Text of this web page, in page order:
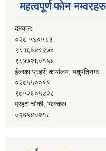
महत्वपूर्ण फोन नम्वरहरु
दमकल:
०२७-५४०५८३
९८१६०४९२७०
९८४७२६०१५४
ईलाका प्रहरी कार्यालय, पशुपतिनगर:
०२७५५००९९
९७५२६०५४२८
प्रहरी चौकी, फिक्कल :
०२७५४०२१८